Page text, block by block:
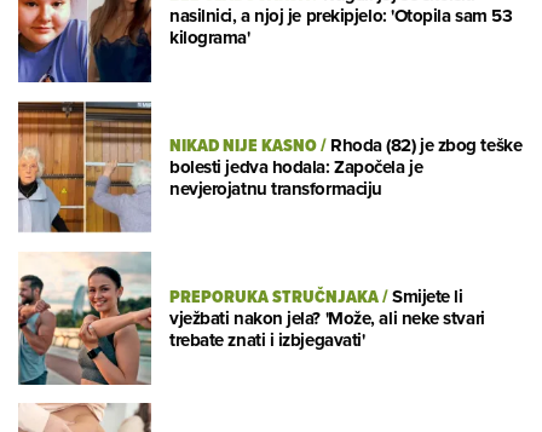
nasilnici, a njoj je prekipjelo: 'Otopila sam 53
kilograma'
NIKAD NIJE KASNO/Rhoda (82) je zbog teške
bolesti jedva hodala: Započela je
nevjerojatnu transformaciju
PREPORUKA STRUČNJAKA/Smijete li
vježbati nakon jela? 'Može, ali neke stvari
trebate znati i izbjegavati'